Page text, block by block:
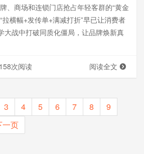
、商场和连锁门店抢占年轻客群的“黄金
拉横幅+发传单+满减打折”早已让消费者
大战中打破同质化僵局，让品牌焕新真
158次阅读 阅读全文
3 4 5 6 7 8
9
一页